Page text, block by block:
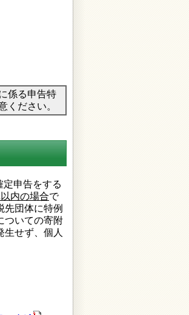
係る申告特
ください。
申告をする
内の場合で
先団体に特例
ついての寄附
せず、個人